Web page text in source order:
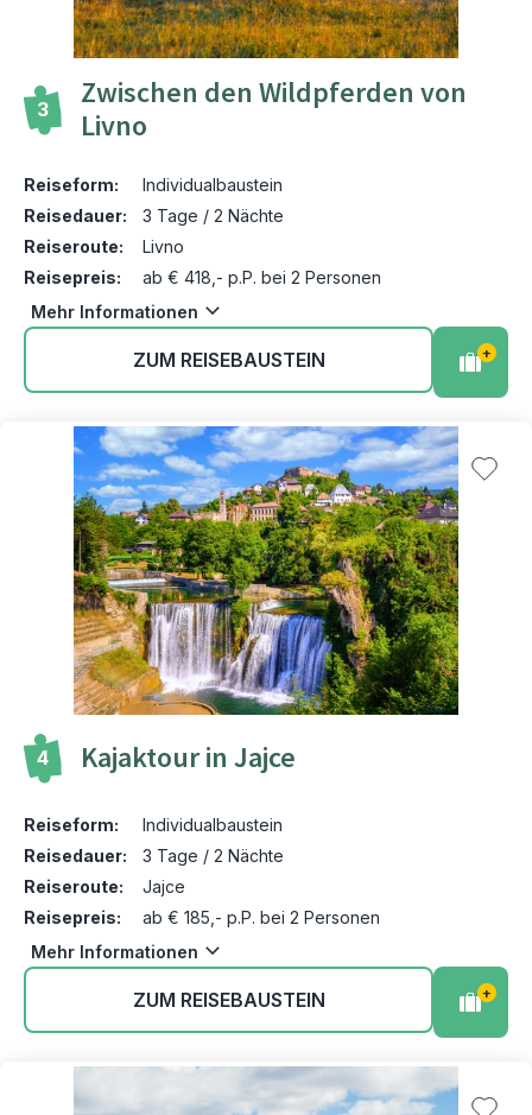
3
Zwischen den Wildpferden von
Livno
Reiseform:
Individualbaustein
Reisedauer:
3 Tage / 2 Nächte
Reiseroute:
Livno
Reisepreis:
ab € 418,- p.P. bei 2 Personen
Mehr Informationen
ZUM REISEBAUSTEIN +
4 Kajaktour in Jajce
Reiseform:
Individualbaustein
Reisedauer:
3 Tage / 2 Nächte
Reiseroute:
Jajce
Reisepreis:
ab € 185,- p.P. bei 2 Personen
Mehr Informationen
ZUM REISEBAUSTEIN +